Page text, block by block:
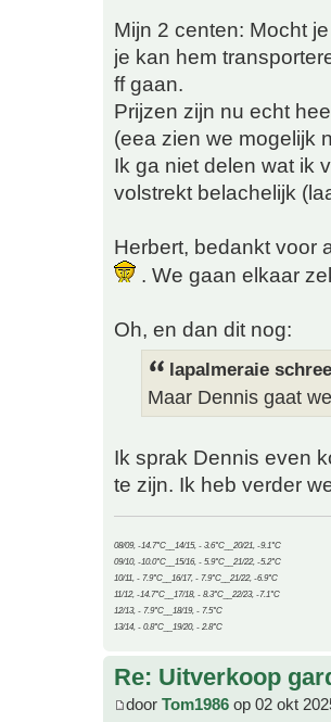
Mijn 2 centen: Mocht
je kan hem
ff gaan.
Prijzen zijn nu echt
(eea zien we mogelijk
Ik ga niet delen wat ik
volstrekt belachelijk
Herbert, bedankt voor
. We gaan elkaar
Oh, en dan dit nog:
lapalmeraie
Maar Dennis gaat
Ik sprak Dennis even
te zijn. Ik heb verder
08/09, -14.7°C__14/15, - 3.6°C__20/21, -9.1°C
09/10, -10.0°C__15/16, - 5.9°C__21/22, -5.2°C
10/11, - 7.9°C__16/17, - 7.9°C__21/22, -6.9°C
11/12, -14.7°C__17/18, - 8.3°C__22/23, -7.1°C
12/13, - 7.9°C__18/19, - 7.5°C
13/14, - 0.8°C__19/20, - 2.8°C
Re: Uitverkoop
door Tom1986 op 02 okt